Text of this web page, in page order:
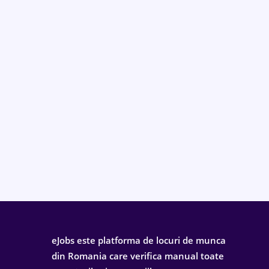
eJobs este platforma de locuri de munca
din Romania care verifica manual toate